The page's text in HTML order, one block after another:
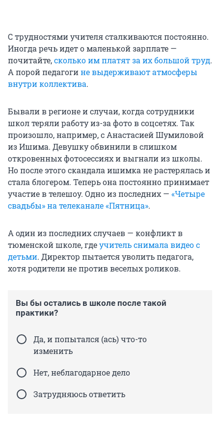
С трудностями учителя сталкиваются постоянно.
Иногда речь идет о маленькой зарплате —
почитайте,сколько им платят за их большой труд.
А порой педагогине выдерживают атмосферы
внутри коллектива.
Бывали в регионе и случаи, когда сотрудники
школ теряли работу из-за фото в соцсетях. Так
произошло, например, с Анастасией Шумиловой
из Ишима. Девушку обвинили в слишком
откровенных фотосессиях и выгнали из школы.
Но после этого скандала ишимка не растерялась и
стала блогером. Теперь она постоянно принимает
участие в телешоу. Одно из последних — «Четыре
свадьбы» на телеканале «Пятница».
А один из последних случаев — конфликт в
тюменской школе, гдеучитель снимала видео с
детьми. Директор пытается уволить педагога,
хотя родители не против веселых роликов.
Вы бы остались в школе после такой
практики?
Да, и попытался (ась) что-то
изменить
Нет, неблагодарное дело
Затрудняюсь ответить